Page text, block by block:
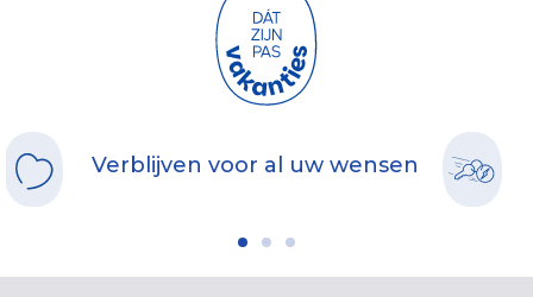
Verblijven voor al uw wensen